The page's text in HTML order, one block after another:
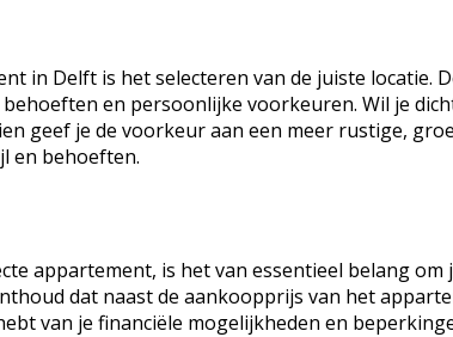
in Delft is het selecteren van de juiste locatie.
en persoonlijke voorkeuren. Wil je
geef je de voorkeur aan een meer rustige,
en behoeften.
appartement, is het van essentieel belang om
dat naast de aankoopprijs van het
van je financiële mogelijkheden en